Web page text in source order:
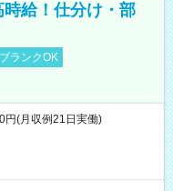
給！仕分け・部
ブランクOK
(月収例21日実働)